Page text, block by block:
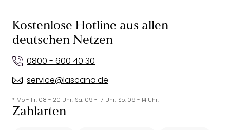
Kostenlose Hotline aus allen
deutschen Netzen
0800 - 600 40 30
service@lascana.de
* Mo - Fr: 08 - 20 Uhr; Sa: 09 - 17 Uhr; So: 09 - 14 Uhr.
Zahlarten